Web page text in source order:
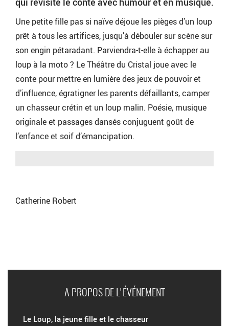
Une petite fille pas si naïve déjoue les pièges d’un loup
prêt à tous les artifices, jusqu’à débouler sur scène sur
son engin pétaradant. Parviendra-t-elle à échapper au
loup à la moto ? Le Théâtre du Cristal joue avec le
conte pour mettre en lumière des jeux de pouvoir et
d’influence, égratigner les parents défaillants, camper
un chasseur crétin et un loup malin. Poésie, musique
originale et passages dansés conjuguent goût de
l’enfance et soif d’émancipation.
Catherine Robert
A PROPOS DE L'ÉVÉNEMENT
Le Loup, la jeune fille et le chasseur